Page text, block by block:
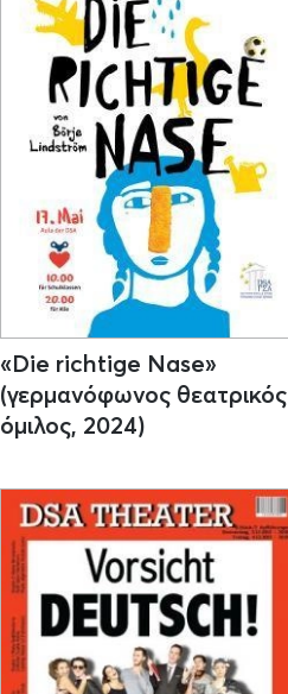
«Die richtige Nase»
(γερμανόφωνος θεατρικός
όμιλος, 2024)